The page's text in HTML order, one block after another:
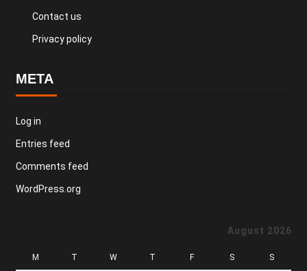
Contact us
Privacy policy
META
Log in
Entries feed
Comments feed
WordPress.org
August 2026
M T W T F S S